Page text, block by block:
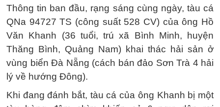
Thông tin ban đầu, rạng sáng cùng ngày, tàu cá
QNa 94727 TS (công suất 528 CV) của ông Hồ
Văn Khanh (36 tuổi, trú xã Bình Minh, huyện
Thăng Bình, Quảng Nam) khai thác hải sản ở
vùng biển Đà Nẵng (cách bán đảo Sơn Trà 4 hải
lý về hướng Đông).
Khi đang đánh bắt, tàu cá của ông Khanh bị một